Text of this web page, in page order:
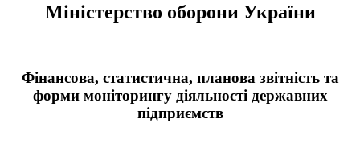
Міністерство оборони України
Фінансова, статистична, планова звітність та
форми моніторингу діяльності державних
підприємств